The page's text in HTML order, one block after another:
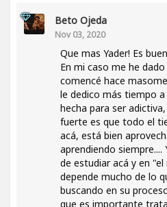
Beto Ojeda
Nov 03, 2020
Que mas Yader! Es
En mi caso me he
comencé hace
le dedico más tiempo
hecha para ser
fuerte es que todo el
acá, está bien
aprendiendo
de estudiar acá y en
depende mucho de lo
buscando en su
que es importante